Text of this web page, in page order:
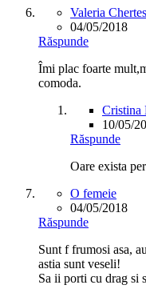
Valeria Chertes
04/05/2018
Răspunde
Îmi plac foarte
comoda.
Cristina
10/05/
Răspunde
Oare exista
O femeie
04/05/2018
Răspunde
Sunt f frumosi asa,
astia sunt veseli!
Sa ii porti cu drag si